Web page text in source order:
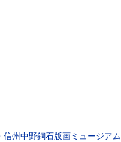
信州中野銅石版画ミュージアム